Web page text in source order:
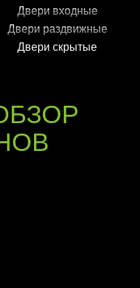
Двери входные
Двери раздвижные
Двери скрытые